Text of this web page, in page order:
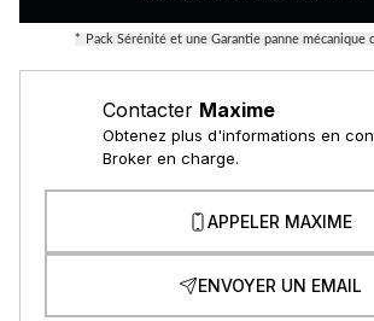
* Pack Sérénité et une Garantie panne mécanique
Contacter Maxime
Obtenez plus d'informations en
Broker en charge.
APPELER MAXIME
ENVOYER UN EMAIL